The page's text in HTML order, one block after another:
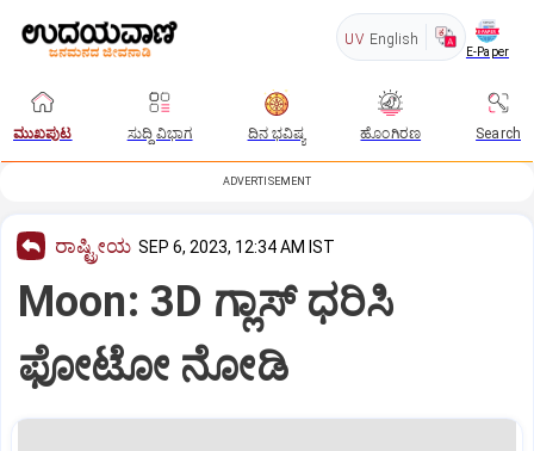
UV English
E-Paper
ಮುಖಪುಟ ಸುದ್ದಿ ವಿಭಾಗ ದಿನ ಭವಿಷ್ಯ ಹೊಂಗಿರಣ Search
ADVERTISEMENT
ರಾಷ್ಟ್ರೀಯ SEP 6, 2023, 12:34 AM IST
Moon: 3D ಗ್ಲಾಸ್‌ ಧರಿಸಿ
ಫೋಟೋ ನೋಡಿ